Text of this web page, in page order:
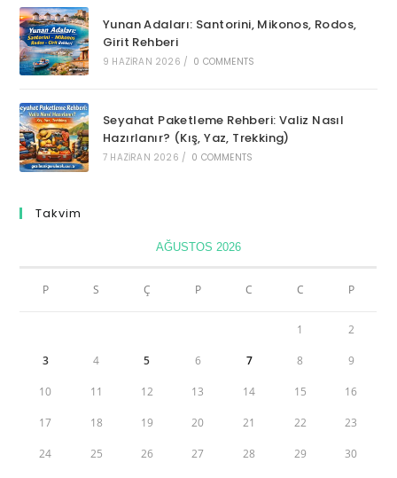
Yunan Adaları: Santorini, Mikonos, Rodos,
Girit Rehberi
9 HAZIRAN 2026 / 0 COMMENTS
Seyahat Paketleme Rehberi: Valiz Nasıl
Hazırlanır? (Kış, Yaz, Trekking)
7 HAZIRAN 2026 / 0 COMMENTS
Takvim
AĞUSTOS 2026
P S Ç P C C P
1 2
3 4 5 6 7 8 9
10 11 12 13 14 15 16
17 18 19 20 21 22 23
24 25 26 27 28 29 30